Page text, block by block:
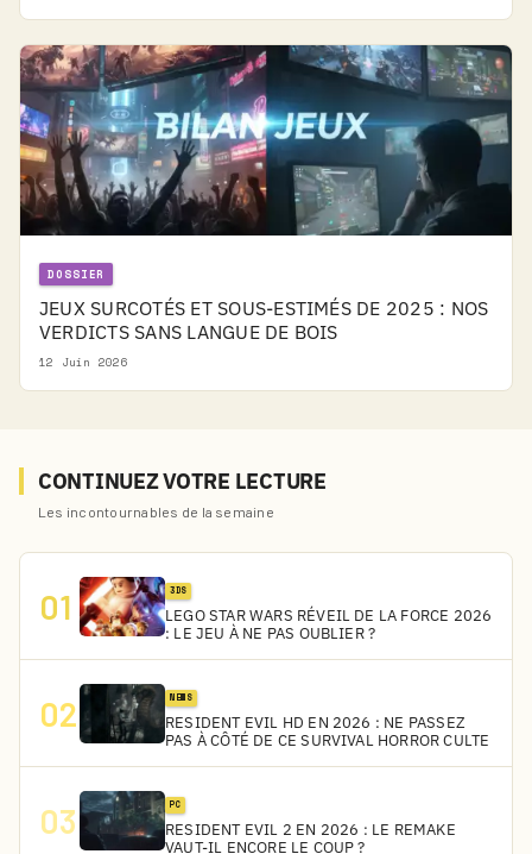
DOSSIER
JEUX SURCOTÉS ET SOUS-ESTIMÉS DE 2025 : NOS
VERDICTS SANS LANGUE DE BOIS
12 Juin 2026
CONTINUEZ VOTRE LECTURE
Les incontournables de la semaine
01 3DS
LEGO STAR WARS RÉVEIL DE LA FORCE 2026
: LE JEU À NE PAS OUBLIER ?
02 NEWS
RESIDENT EVIL HD EN 2026 : NE PASSEZ
PAS À CÔTÉ DE CE SURVIVAL HORROR CULTE
03 PC
RESIDENT EVIL 2 EN 2026 : LE REMAKE
VAUT-IL ENCORE LE COUP ?